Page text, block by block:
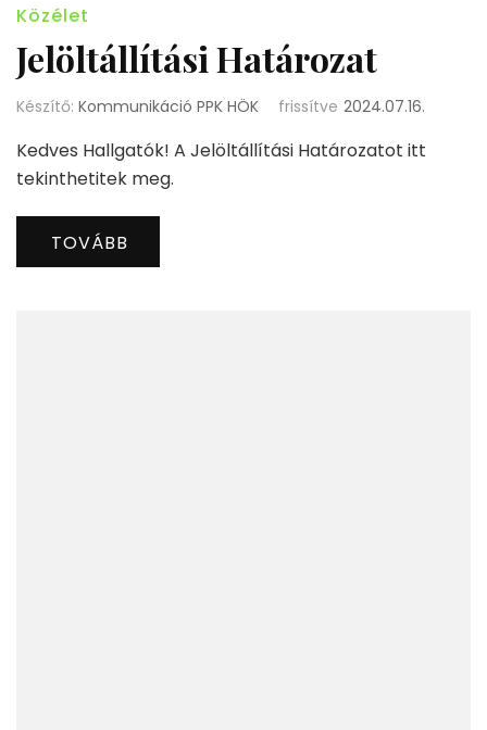
Közélet
Jelöltállítási Határozat
Készítő: Kommunikáció PPK HÖK frissítve 2024.07.16.
Kedves Hallgatók! A Jelöltállítási Határozatot itt
tekinthetitek meg.
TOVÁBB